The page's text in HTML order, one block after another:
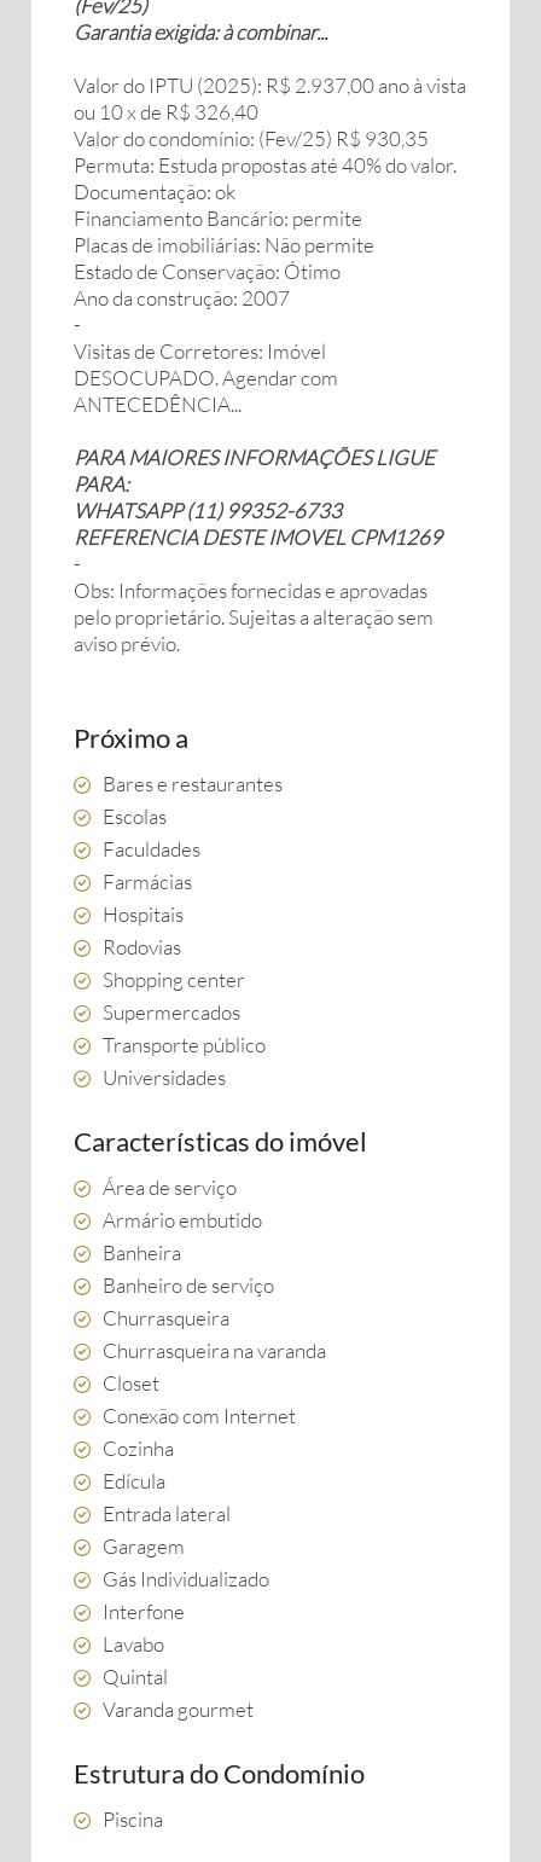
(Fev/25)
Garantia exigida: à combinar...
Valor do IPTU (2025): R$ 2.937,00 ano à vista
ou 10 x de R$ 326,40
Valor do condomínio: (Fev/25) R$ 930,35
Permuta: Estuda propostas até 40% do valor.
Documentação: ok
Financiamento Bancário: permite
Placas de imobiliárias: Não permite
Estado de Conservação: Ótimo
Ano da construção: 2007
-
Visitas de Corretores: Imóvel
DESOCUPADO. Agendar com
ANTECEDÊNCIA...
PARA MAIORES INFORMAÇÕES LIGUE
PARA:
WHATSAPP (11) 99352-6733
REFERENCIA DESTE IMOVEL CPM1269
-
Obs: Informações fornecidas e aprovadas
pelo proprietário. Sujeitas a alteração sem
aviso prévio.
Próximo a
Bares e restaurantes
Escolas
Faculdades
Farmácias
Hospitais
Rodovias
Shopping center
Supermercados
Transporte público
Universidades
Características do imóvel
Área de serviço
Armário embutido
Banheira
Banheiro de serviço
Churrasqueira
Churrasqueira na varanda
Closet
Conexão com Internet
Cozinha
Edícula
Entrada lateral
Garagem
Gás Individualizado
Interfone
Lavabo
Quintal
Varanda gourmet
Estrutura do Condomínio
Piscina